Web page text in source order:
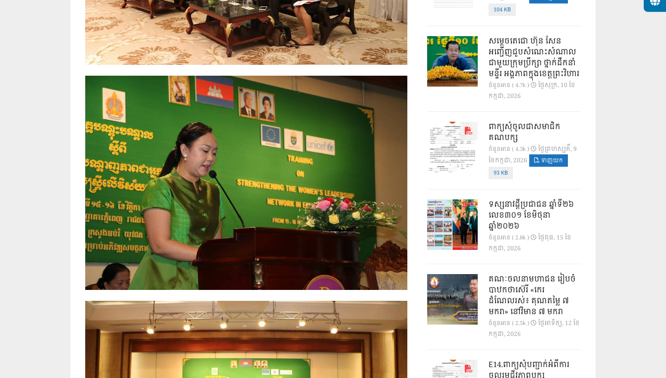
104 KB
សម្តេចតេជោ ហ៊ុន សែន
អញ្ជើញជួបសំណេះសំណាល
ជាមួយក្រុមប្រឹក្សា ថ្នាក់ដឹកនាំ
មន្ទីរ អង្គភាពក្នុងខេត្តព្រះវិហារ
ចំនួនអាន ( 4.7k )
ថ្ងៃ​សុក្រ, 10 ខែ​
កក្កដា, 2026
ពាក្យសុំចូលជាសមាជិក
គណបក្ស
ចំនួនអាន ( 4.3k )
ថ្ងៃ​ព្រហស្បតិ៍, 9
ខែ​កក្កដា, 2026
ទាញយក
93 KB
ទស្សនាវដ្ដីប្រជាជន ឆ្នាំទី២៦
លេខ៣០១ ខែមិថុនា
ឆ្នាំ២០២៦
ចំនួនអាន ( 2.8k )
ថ្ងៃ​ពុធ, 15 ខែ​
កក្កដា, 2026
គណៈចលនាមហាជន រៀបចំ
បាឋកថាស៊េរី «កេរ
ដំណែលរស់៖ គុណតម្លៃ ៧
មករា» នៅវិមាន ៧ មករា
ចំនួនអាន ( 2.5k )
ថ្ងៃ​អាទិត្យ, 12 ខែ​
កក្កដា, 2026
E14.ពាក្យសុំបញ្ជាក់អំពីការ